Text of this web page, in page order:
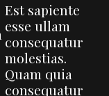
Est sapiente
esse ullam
consequatur
molestias.
Quam quia
consequatur